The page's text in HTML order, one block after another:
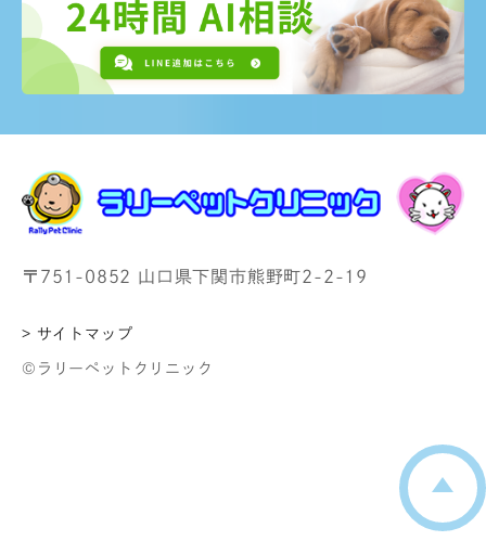
〒751-0852 山口県下関市熊野町2-2-19
> サイトマップ
©ラリーペットクリニック